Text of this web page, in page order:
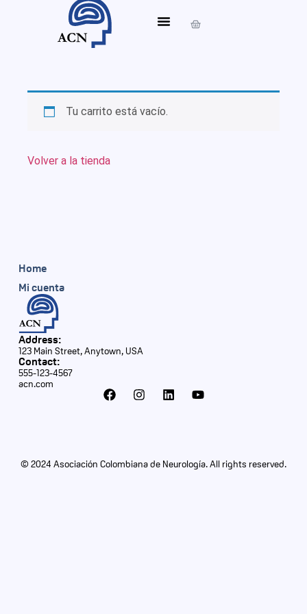
Tu carrito está vacío.
Volver a la tienda
Address:
123 Main Street, Anytown, USA
Contact:
555-123-4567
acn.com
Home
Mi cuenta
© 2024 Asociación Colombiana de Neurología. All rights reserved.